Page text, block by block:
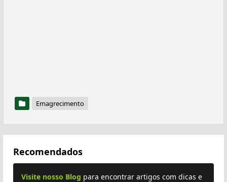
Emagrecimento
Recomendados
Visite nosso Blog para encontrar artigos com dicas e